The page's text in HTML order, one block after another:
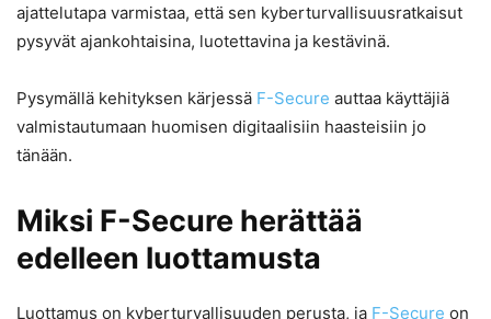
ajattelutapa varmistaa, että sen kyberturvallisuusratkaisut
pysyvät ajankohtaisina, luotettavina ja kestävinä.
Pysymällä kehityksen kärjessä F-Secure auttaa käyttäjiä
valmistautumaan huomisen digitaalisiin haasteisiin jo
tänään.
Miksi F-Secure herättää
edelleen luottamusta
Luottamus on kyberturvallisuuden perusta, ja F-Secure on